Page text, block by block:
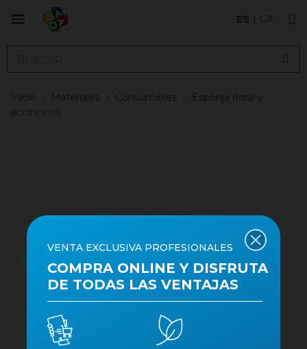
ES CA
Inicio Materiales Consumibles
Esponja floral y
accesorios
VENTA EXCLUSIVA PROFESIONALES
COMPRA ONLINE Y DISFRUTA
DE TODAS LAS VENTAJAS